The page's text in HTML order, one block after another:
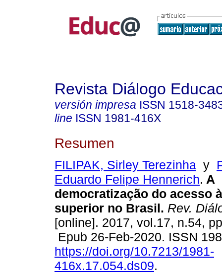
Revista Diálogo
versión impresa ISSN 1518-
line ISSN 1981-416X
Resumen
FILIPAK, Sirley Terezinha y
Eduardo Felipe Hennerich. A
democratização do acesso
superior no Brasil. Rev.
[online]. 2017, vol.17, n.54,
Epub 26-Feb-2020. ISSN
https://doi.org/10.7213/1981-
416x.17.054.ds09.